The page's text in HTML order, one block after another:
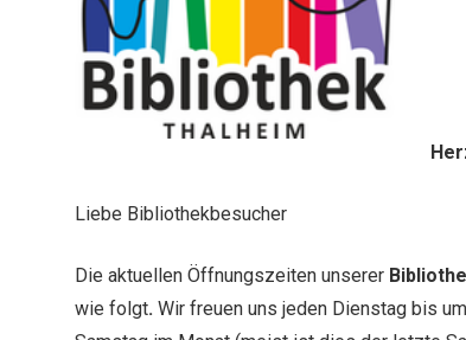
Liebe Bibliothekbesucher
Die aktuellen Öffnungszeiten unserer
wie folgt. Wir freuen uns jeden Dienstag bis